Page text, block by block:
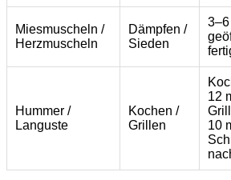
Miesmuscheln /
Herzmuscheln
Dämpfen /
Sieden
Hummer /
Languste
Kochen /
Grillen
12
10